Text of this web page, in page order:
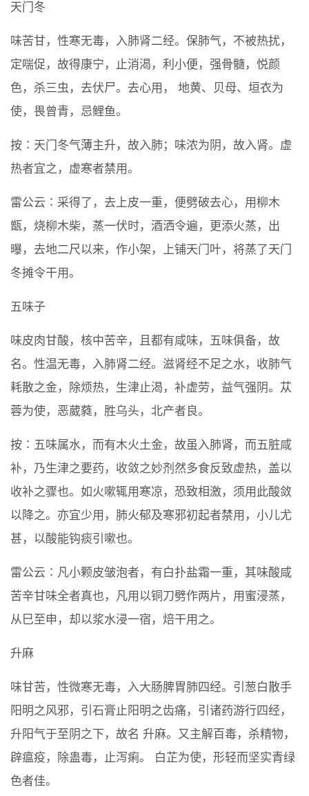
天门冬
味苦甘，性寒无毒，入肺肾二经。保肺气，不被热扰，
定喘促，故得康宁，止消渴，利小便，强骨髓，悦颜
色，杀三虫，去伏尸。去心用， 地黄、贝母、垣衣为
使，畏曾青，忌鲤鱼。
按∶天门冬气薄主升，故入肺；味浓为阴，故入肾。虚
热者宜之，虚寒者禁用。
雷公云∶采得了，去上皮一重，便劈破去心，用柳木
甑，烧柳木柴，蒸一伏时，酒洒令遍，更添火蒸，出
曝，去地二尺以来，作小架，上铺天门叶，将蒸了天门
冬摊令干用。
五味子
味皮肉甘酸，核中苦辛，且都有咸味，五味俱备，故
名。性温无毒，入肺肾二经。滋肾经不足之水，收肺气
耗散之金，除烦热，生津止渴，补虚劳，益气强阴。苁
蓉为使，恶葳蕤，胜乌头，北产者良。
按∶五味属水，而有木火土金，故虽入肺肾，而五脏咸
补，乃生津之要药，收敛之妙剂然多食反致虚热，盖以
收补之骤也。如火嗽辄用寒凉，恐致相激，须用此酸敛
以降之。亦宜少用，肺火郁及寒邪初起者禁用，小儿尤
甚，以酸能钩痰引嗽也。
雷公云∶凡小颗皮皱泡者，有白扑盐霜一重，其味酸咸
苦辛甘味全者真也，凡用以铜刀劈作两片，用蜜浸蒸，
从巳至申，却以浆水浸一宿，焙干用之。
升麻
味甘苦，性微寒无毒，入大肠脾胃肺四经。引葱白散手
阳明之风邪，引石膏止阳明之齿痛，引诸药游行四经，
升阳气于至阴之下，故名 升麻。又主解百毒，杀精物，
辟瘟疫，除蛊毒，止泻痢。 白芷为使，形轻而坚实青绿
色者佳。